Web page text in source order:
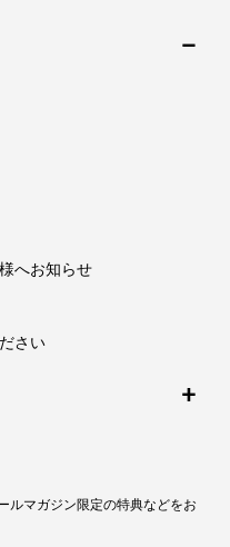
へお知らせ
さい
ルマガジン限定の特典などをお